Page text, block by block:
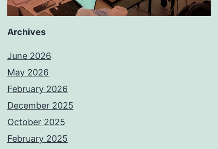
Archives
June 2026
May 2026
February 2026
December 2025
October 2025
February 2025